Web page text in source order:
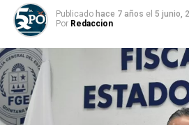
Publicado hace 7 años el 5 junio,
Por Redaccion